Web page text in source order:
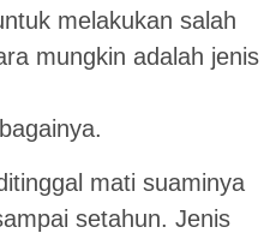
melakukan salah
mungkin adalah jenis
mati suaminya
setahun. Jenis